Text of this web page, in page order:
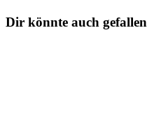
Dir könnte auch gefallen